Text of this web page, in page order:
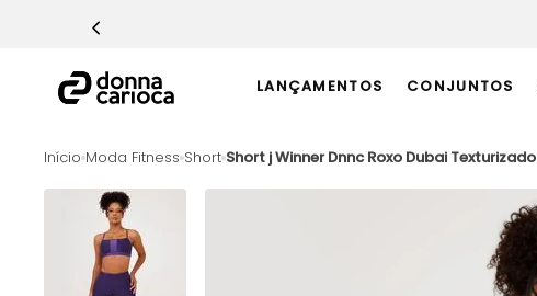
LANÇAMENTOS CONJUNTOS
Moda Fitness Short Short j Winner Dnnc Roxo Dubai Texturizado
TERMOS MAIS BUSCADOS
Macacão
Casaco
Epic Vermelho